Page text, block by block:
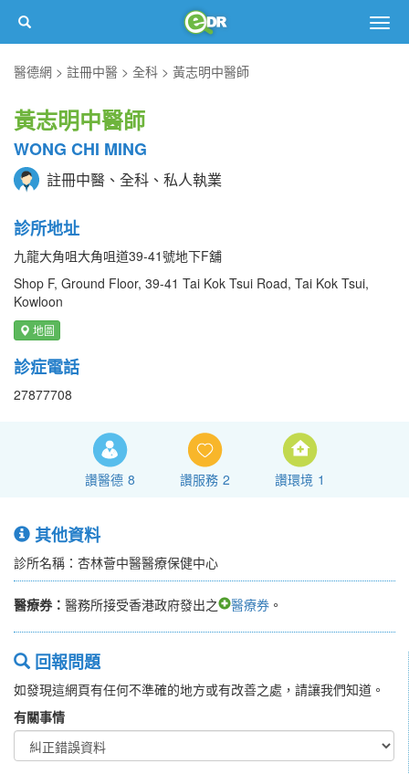
醫德網
註冊中醫 全科 黃志明中醫師
黃志明中醫師
WONG CHI MING
註冊中醫、全科、私人執業
診所地址
九龍大角咀大角咀道39-41號地下F舖
Shop F, Ground Floor, 39-41 Tai Kok Tsui Road, Tai Kok Tsui,
Kowloon
地圖
診症電話
27877708
讚醫德 8 讚服務 2 讚環境 1
其他資料
診所名稱：杏林薈中醫醫療保健中心
醫療券： 醫務所接受香港政府發出之 醫療券 。
回報問題
如發現這網頁有任何不準確的地方或有改善之處，請讓我們知道。
有關事情